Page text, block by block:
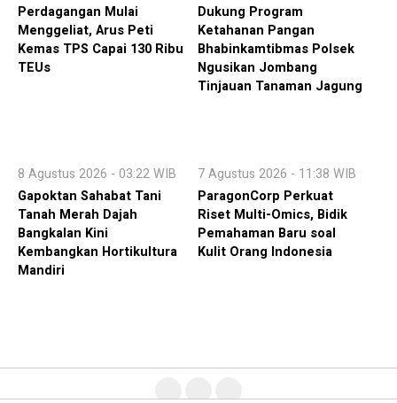
Perdagangan Mulai
Menggeliat, Arus Peti
Kemas TPS Capai 130 Ribu
TEUs
Dukung Program
Ketahanan Pangan
Bhabinkamtibmas Polsek
Ngusikan Jombang
Tinjauan Tanaman Jagung
8 Agustus 2026 - 03:22 WIB
Gapoktan Sahabat Tani
Tanah Merah Dajah
Bangkalan Kini
Kembangkan Hortikultura
Mandiri
7 Agustus 2026 - 11:38 WIB
ParagonCorp Perkuat
Riset Multi-Omics, Bidik
Pemahaman Baru soal
Kulit Orang Indonesia